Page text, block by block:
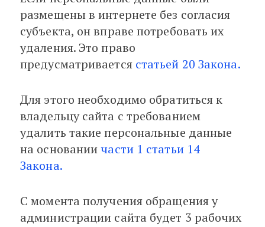
размещены в интернете без согласия
субъекта, он вправе потребовать их
удаления. Это право
предусматривается статьей 20 Закона.
Для этого необходимо обратиться к
владельцу сайта с требованием
удалить такие персональные данные
на основаниичасти 1 статьи 14
Закона.
С момента получения обращения у
администрации сайта будет 3 рабочих